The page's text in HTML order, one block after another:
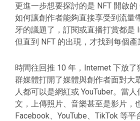
更進一步想要探討的是 NFT 開啟的
如何讓創作者能夠直接享受到流量
牙的議題了，訂閱或直播打賞都是
但直到 NFT 的出現，才找到每個產
時間往回推 10 年，Internet 下放
群媒體打開了媒體與創作者面對大
人都可以是網紅或 YouTuber。當
文，上傳照片、音樂甚至是影片，
Facebook、YouTube、TikTok 等